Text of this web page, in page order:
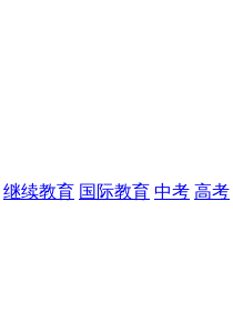
继续教育 国际教育 中考 高考